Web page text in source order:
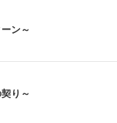
ン～
り～